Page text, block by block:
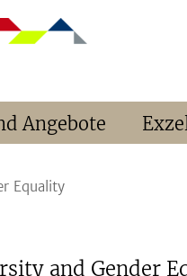
Angebote
Equality
and Gender